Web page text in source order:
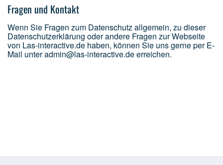
Fragen und Kontakt
Wenn Sie Fragen zum Datenschutz allgemein, zu dieser
Datenschutzerklärung oder andere Fragen zur Webseite
von Las-interactive.de haben, können Sie uns gerne per E-
Mail unter admin@las-interactive.de erreichen.